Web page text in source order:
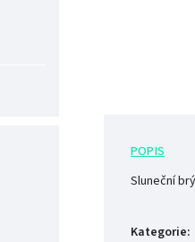
POPIS
Sluneční
Kategorie: